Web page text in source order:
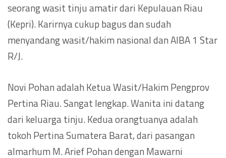
seorang wasit tinju amatir dari Kepulauan Riau
(Kepri). Karirnya cukup bagus dan sudah
menyandang wasit/hakim nasional dan AIBA 1 Star
R/J.
Novi Pohan adalah Ketua Wasit/Hakim Pengprov
Pertina Riau. Sangat lengkap. Wanita ini datang
dari keluarga tinju. Kedua orangtuanya adalah
tokoh Pertina Sumatera Barat, dari pasangan
almarhum M. Arief Pohan dengan Mawarni